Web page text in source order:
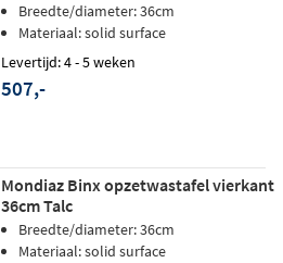
Breedte/diameter: 36cm
Materiaal: solid surface
Levertijd: 4 - 5 weken
507,-
Mondiaz Binx opzetwastafel vierkant
36cm Talc
Breedte/diameter: 36cm
Materiaal: solid surface